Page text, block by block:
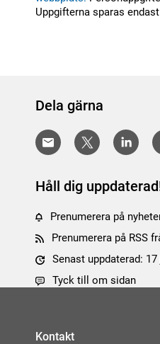
Uppgifterna sparas
Dela gärna
Håll dig
Prenumerera på
Prenumerera på RSS
Senast uppdaterad:
Tyck till om sidan
Kontakt